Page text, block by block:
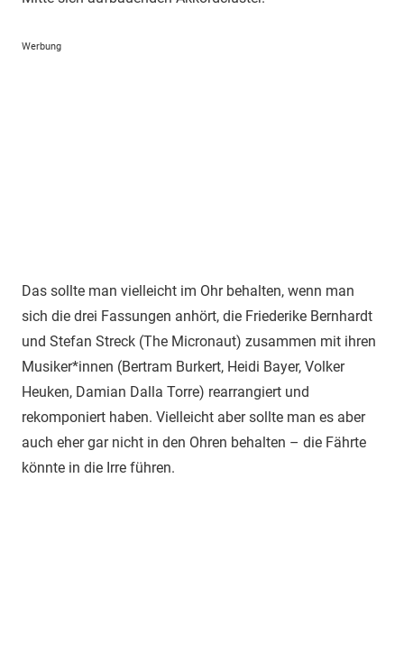
Werbung
Das sollte man vielleicht im Ohr behalten, wenn man
sich die drei Fassungen anhört, die Friederike Bernhardt
und Stefan Streck (The Micronaut) zusammen mit ihren
Musiker*innen (Bertram Burkert, Heidi Bayer, Volker
Heuken, Damian Dalla Torre) rearrangiert und
rekomponiert haben. Vielleicht aber sollte man es aber
auch eher gar nicht in den Ohren behalten – die Fährte
könnte in die Irre führen.